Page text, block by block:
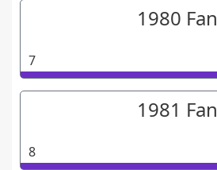
1980 Fan
7
1981 Fan
8